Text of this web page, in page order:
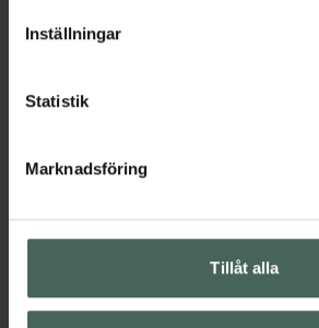
lagligheten av behandling som skett
Inställningar
Statistik
Marknadsföring
Tillåt alla
Kronans Apotek finns här för dig. Du
syd till Lappland i norr, och online i
datorn. Oavsett vem du är så är det
hjälpa just dig att må lite bättre.
Kontakta oss
Handla tryggt